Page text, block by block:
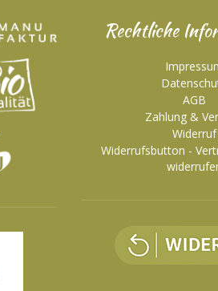
Rechtliche
AGB
Zahlung &
Widerruf
Widerrufsbutton -